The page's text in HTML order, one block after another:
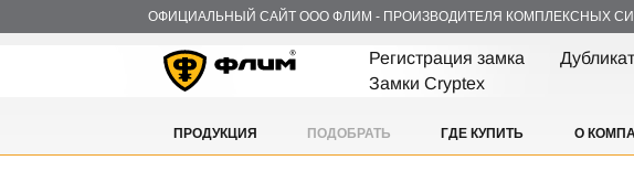
ОФИЦИАЛЬНЫЙ САЙТ ООО ФЛИМ - ПРОИЗВОДИТЕЛЯ КОМПЛЕКСНЫХ
Регистрация замка
Замки Cryptex
ПРОДУКЦИЯ ПОДОБРАТЬ ГДЕ КУПИТЬ О